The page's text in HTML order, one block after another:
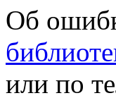
Об
или по